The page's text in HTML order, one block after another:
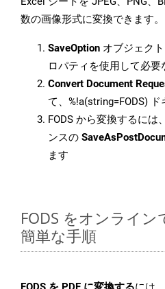
数の画像形式に変換できます。
SaveOption オブジェクト
ロパティを使用して必要
Convert Document
て、%!a(string=FODS)
FODS から変換するには
ンスの
ます
FODS をオンライン
簡単な手順